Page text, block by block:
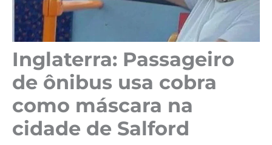
Inglaterra: Passageiro
de ônibus usa cobra
como máscara na
cidade de Salford